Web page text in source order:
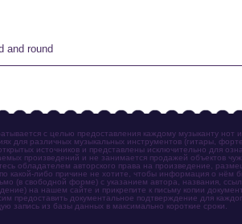
and round
с целью предоставления каждому музыканту нот
для различных музыкальных инструментов (гитары,
источников и представлены исключительно для
произведений и не занимается продажей объектов
обладателем авторского права на произведение,
какой-либо причине не хотите, чтобы информация о нём
(в свободной форме) с указанием автора, названия,
на нашем сайте и прикрепите к письму копии
предоставить документальное подтверждение для
запись из базы данных в максимально короткие сроки.